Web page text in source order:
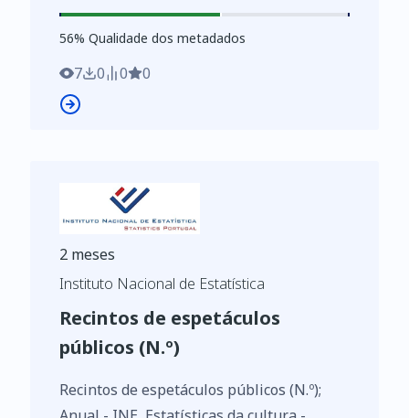
https://www.ine.pt/xurl/indx/0003671/PT
56%
56% Qualidade dos metadados
7 0 0 0
2 meses
Instituto Nacional de Estatística
Recintos de espetáculos
públicos (N.º)
Recintos de espetáculos públicos (N.º);